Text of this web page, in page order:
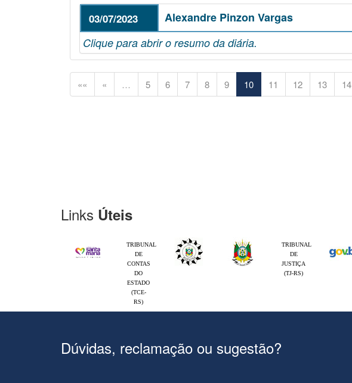
03/07/2023 Alexandre Pinzon Vargas
Clique para abrir o resumo da diária.
«« « … 5 6 7 8 9 10 11 12 13 14
Links Úteis
TRIBUNAL
DE
CONTAS
DO
ESTADO
(TCE-
RS)
TRIBUNAL
DE
JUSTIÇA
(TJ-RS)
Dúvidas, reclamação ou sugestão?